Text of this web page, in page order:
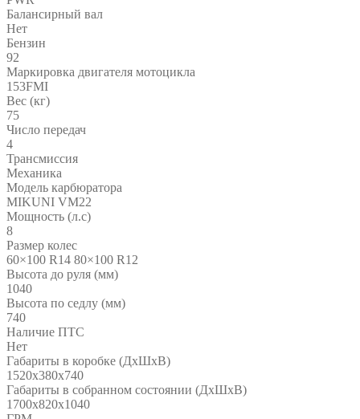
Балансирный вал
Нет
Бензин
92
Маркировка двигателя мотоцикла
153FMI
Вес (кг)
75
Число передач
4
Трансмиссия
Механика
Модель карбюратора
MIKUNI VM22
Мощность (л.с)
8
Размер колес
60×100 R14 80×100 R12
Высота до руля (мм)
1040
Высота по седлу (мм)
740
Наличие ПТС
Нет
Габариты в коробке (ДхШхВ)
1520х380х740
Габариты в собранном состоянии (ДхШхВ)
1700х820х1040